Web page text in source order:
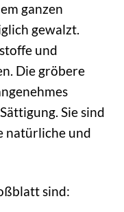
ganzen
gewalzt.
und
Die gröbere
Sie sind
natürliche und
sind: